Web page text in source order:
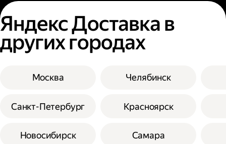
Яндекс Доставка в
других городах
Москва
Санкт-Петербург
Новосибирск
Челябинск
Красноярск
Самара